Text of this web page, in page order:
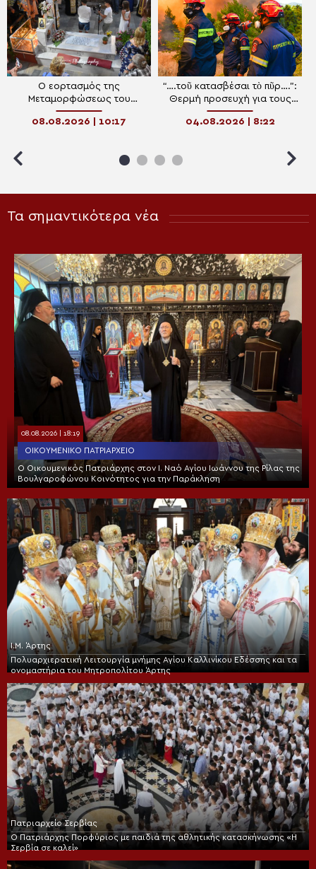
Ο εορτασμός της
Μεταμορφώσεως του
Σωτήρος στην Ιερά Μονή
Οσίου Δαυΐδ
08.08.2026 | 10:17
“….τοῦ κατασβέσαι τὸ πῦρ….”:
Θερμή προσευχή για τους
Πυροσβέστες
04.08.2026 | 8:22
Τα σημαντικότερα νέα
08.08.2026 | 18:19
ΟΙΚΟΥΜΕΝΙΚΌ ΠΑΤΡΙΑΡΧΕΊΟ
Ο Οικουμενικός Πατριάρχης στον I. Ναό Αγίου Ιωάννου της Ρίλας της
Βουλγαροφώνου Κοινότητος για την Παράκληση
Ι.Μ. Άρτης
Πολυαρχιερατική Λειτουργία μνήμης Αγίου Καλλινίκου Εδέσσης και τα
ονομαστήρια του Μητροπολίτου Άρτης
Πατριαρχείο Σερβίας
Ο Πατριάρχης Πορφύριος με παιδιά της αθλητικής κατασκήνωσης «Η
Σερβία σε καλεί»